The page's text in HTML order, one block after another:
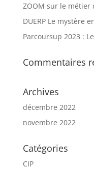
ZOOM sur le métier
DUERP Le mystère
Parcoursup 2023 :
Commentaires
Archives
décembre 2022
novembre 2022
Catégories
CIP